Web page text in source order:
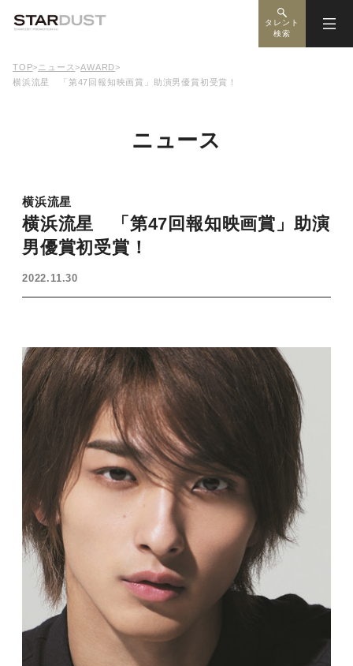
タレント
検索
TOP> ニュース>AWARD>
横浜流星 「第47回報知映画賞」助演男優賞初受賞！
ニュース
横浜流星
横浜流星 「第47回報知映画賞」助演
男優賞初受賞！
2022.11.30